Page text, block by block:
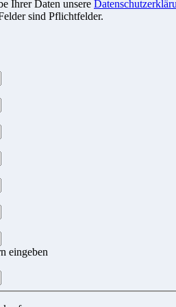
Ihrer Daten unsere
sind Pflichtfelder.
eingeben